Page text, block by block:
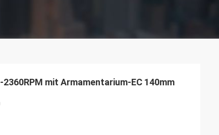
mit Armamentarium-EC 140mm